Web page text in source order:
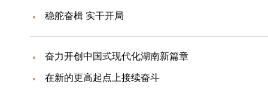
稳舵奋楫 实干开局
奋力开创中国式现代化湖南新篇章
在新的更高起点上接续奋斗